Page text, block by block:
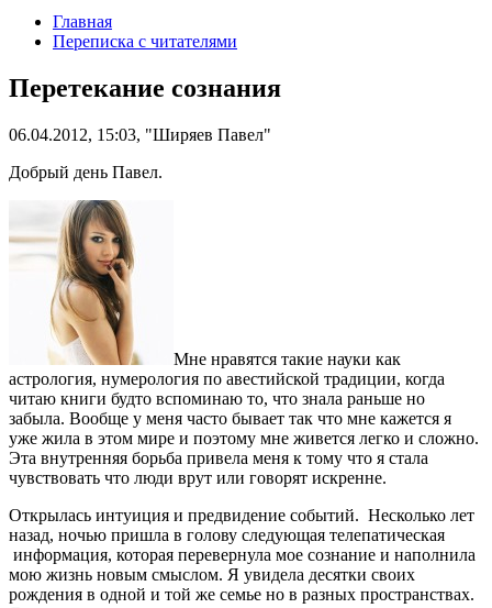
Главная
Переписка с читателями
Перетекание сознания
06.04.2012, 15:03, "Ширяев Павел"
Добрый день Павел.
Мне нравятся такие науки как
астрология, нумерология по авестийской традиции, когда
читаю книги будто вспоминаю то, что знала раньше но
забыла. Вообще у меня часто бывает так что мне кажется я
уже жила в этом мире и поэтому мне живется легко и сложно.
Эта внутренняя борьба привела меня к тому что я стала
чувствовать что люди врут или говорят искренне.
Открылась интуиция и предвидение событий. Несколько лет
назад, ночью пришла в голову следующая телепатическая
информация, которая перевернула мое сознание и наполнила
мою жизнь новым смыслом. Я увидела десятки своих
рождения в одной и той же семье но в разных пространствах.